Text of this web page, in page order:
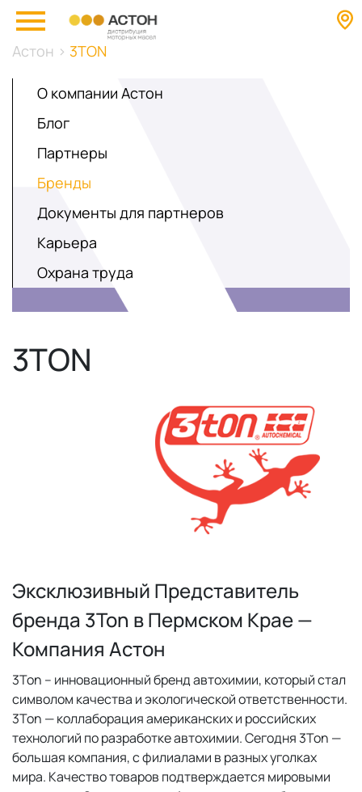
Астон > 3TON
О компании Астон
Блог
Партнеры
Бренды
Документы для партнеров
Карьера
Охрана труда
3TON
Эксклюзивный Представитель
бренда 3Ton в Пермском Крае —
Компания Астон
3Ton – инновационный бренд автохимии, который стал
символом качества и экологической ответственности.
3Ton — коллаборация американских и российских
технологий по разработке автохимии. Сегодня 3Ton —
большая компания, с филиалами в разных уголках
мира. Качество товаров подтверждается мировыми